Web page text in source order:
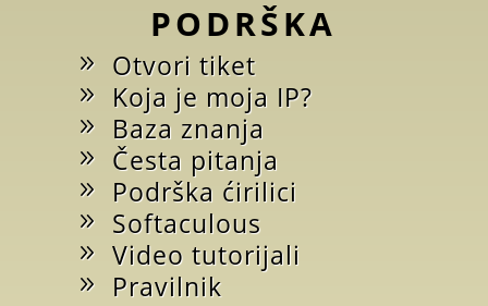
PODRŠKA
Otvori tiket
Koja je moja IP?
Baza znanja
Česta pitanja
Podrška ćirilici
Softaculous
Video tutorijali
Pravilnik